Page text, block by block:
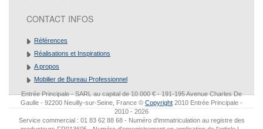
CONTACT INFOS
Références
Réalisations et Inspirations
A propos
Mobilier de Bureau Professionnel
Entrée Principale - SARL au capital de 10.000 € - 191-195 Avenue Charles De
Gaulle - 92200 Neuilly-sur-Seine, France © Copyright 2010 Entrée Principale -
2010 - 2026
Service commercial : 01 83 62 88 68 - Numéro d'immatriculation au registre des